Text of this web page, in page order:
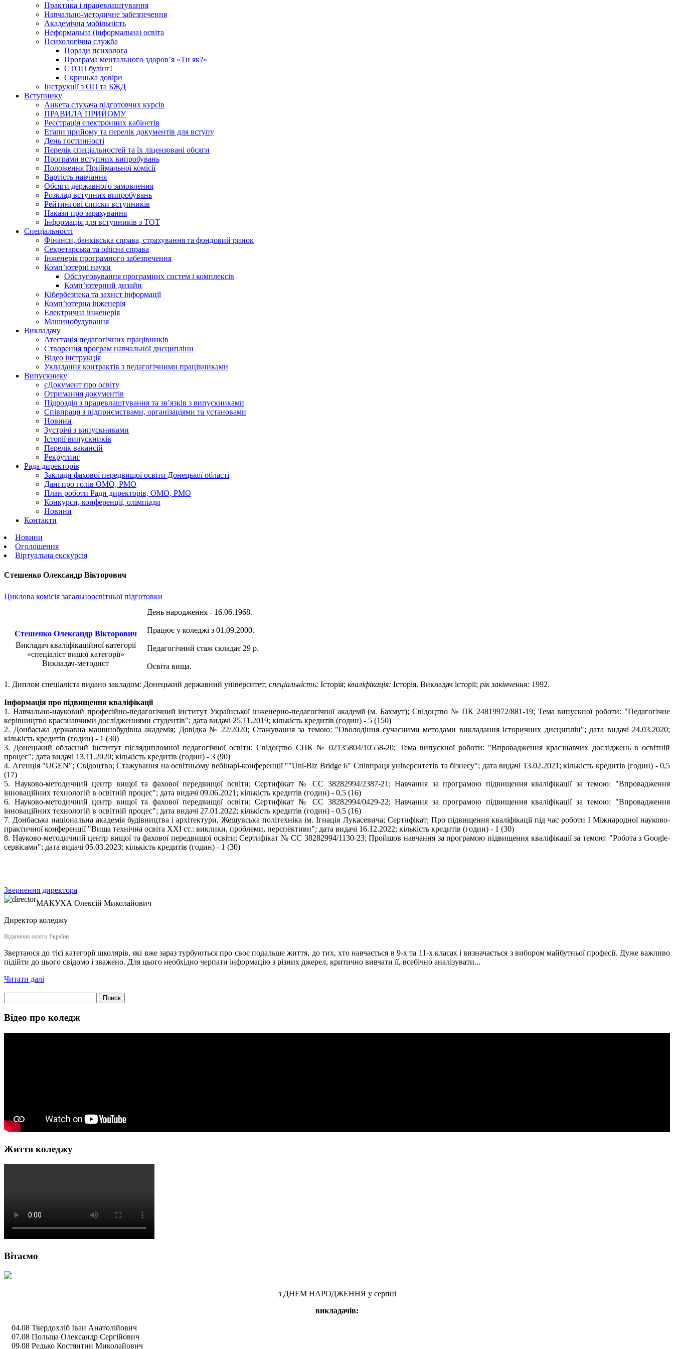
Практика і працевлаштування
Навчально-методичне забезпечення
Академічна мобільність
Неформальна (інформальна) освіта
Психологічна служба
Поради психолога
Програма ментального здоров’я «Ти як?»
СТОП булінг!
Скринька довіри
Інструкції з ОП та БЖД
Вступнику
Анкета слухача підготовчих курсів
ПРАВИЛА ПРИЙОМУ
Реєстрація електронних кабінетів
Етапи прийому та перелік документів для вступу
День гостинності
Перелік спеціальностей та їх ліцензовані обсяги
Програми вступних випробувань
Положення Приймальної комісії
Вартість навчання
Обсяги державного замовлення
Розклад вступних випробувань
Рейтингові списки вступників
Накази про зарахування
Інформація для вступників з ТОТ
Спеціальності
Фінанси, банківська справа, страхування та фондовий ринок
Секретарська та офісна справа
Інженерія програмного забезпечення
Комп’ютерні науки
Обслуговування програмних систем і комплексів
Комп’ютерний дизайн
Кібербезпека та захист інформації
Комп’ютерна інженерія
Електрична інженерія
Машинобудування
Викладачу
Атестація педагогічних працівників
Створення програм навчальної дисципліни
Відео інструкція
Укладання контрактів з педагогічними працівниками
Випускнику
єДокумент про освіту
Отримання документів
Підрозділ з працевлаштування та зв’язків з випускниками
Співпраця з підприємствами, організаціями та установами
Новини
Зустрічі з випускниками
Історії випускників
Перелік вакансій
Рекрутинг
Рада директорів
Заклади фахової передвищої освіти Донецької області
Дані про голів ОМО, РМО
План роботи Ради директорів, ОМО, РМО
Конкурси, конференції, олімпіади
Новини
Контакти
Новини
Оголошення
Віртуальна екскурсія
Стешенко Олександр Вікторович
Циклова комісія загальноосвітньої підготовки
Стешенко Олександр Вікторович
Викладач кваліфікаційної категорії
«спеціаліст вищої категорії»
Викладач-методист
День народження - 16.06.1968.
Працює у коледжі з 01.09.2000.
Педагогічний стаж складає 29 р.
Освіта вища.
1. Диплом спеціаліста видано закладом: Донецький державний університет; спеціальність: Історія; кваліфікація: Історія. Викладач історії; рік закінчення: 1992.
Інформація про підвищення кваліфікації
1. Навчально-науковий професійно-педагогічний інститут Української інженерно-педагогічної академії (м. Бахмут); Свідоцтво № ПК 24819972/881-19; Тема випускної роботи: "Педагогічне
керівництво краєзнавчими дослідженнями студентів"; дата видачі 25.11.2019; кількість кредитів (годин) - 5 (150)
2. Донбаська державна машинобудівна академія; Довідка № 22/2020; Стажування за темою: "Оволодіння сучасними методами викладання історичних дисциплін"; дата видачі 24.03.2020;
кількість кредитів (годин) - 1 (30)
3. Донецький обласний інститут післядипломної педагогічної освіти; Свідоцтво СПК № 02135804/10558-20; Тема випускної роботи: "Впровадження краєзнавчих досліджень в освітній
процес"; дата видачі 13.11.2020; кількість кредитів (годин) - 3 (90)
4. Агенція "UGEN"; Свідоцтво; Стажування на освітньому вебінарі-конференції ""Uni-Biz Bridge 6" Співпраця університетів та бізнесу"; дата видачі 13.02.2021; кількість кредитів (годин) - 0,5
(17)
5. Науково-методичний центр вищої та фахової передвищої освіти; Сертифікат № СС 38282994/2387-21; Навчання за програмою підвищення кваліфікації за темою: "Впровадження
інноваційних технологій в освітній процес"; дата видачі 09.06.2021; кількість кредитів (годин) - 0,5 (16)
6. Науково-методичний центр вищої та фахової передвищої освіти; Сертифікат № СС 38282994/0429-22; Навчання за програмою підвищення кваліфікації за темою: "Впровадження
інноваційних технологій в освітній процес"; дата видачі 27.01.2022; кількість кредитів (годин) - 0,5 (16)
7. Донбаська національна академія будівництва і архітектури, Жешувська політехніка ім. Ігнація Лукасевича; Сертифікат; Про підвищення кваліфікації під час роботи І Міжнародної науково-
практичної конференції "Вища технічна освіта ХХІ ст.: виклики, проблеми, перспективи"; дата видачі 16.12.2022; кількість кредитів (годин) - 1 (30)
8. Науково-методичний центр вищої та фахової передвищої освіти; Сертифікат № СС 38282994/1130-23; Пройшов навчання за програмою підвищення кваліфікації за темою: "Робота з Google-
сервісами"; дата видачі 05.03.2023; кількість кредитів (годин) - 1 (30)
Звернення директора
МАКУХА Олексій Миколайович
Директор коледжу
Відмінник освіти України
Звертаюся до тієї категорії школярів, які вже зараз турбуються про своє подальше життя, до тих, хто навчається в 9-х та 11-х класах і визначається з вибором майбутньої професії. Дуже важливо
підійти до цього свідомо і зважено. Для цього необхідно черпати інформацію з різних джерел, критично вивчати її, всебічно аналізувати...
Читати далі
Відео про коледж
Життя коледжу
Вітаємо
з ДНЕМ НАРОДЖЕННЯ у серпні
викладачів:
04.08 Твердохліб Іван Анатолійович
07.08 Польща Олександр Сергійович
09.08 Редько Костянтин Миколайович